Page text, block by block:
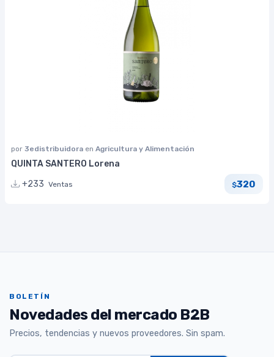
por 3edistribuidora en Agricultura y Alimentación
QUINTA SANTERO Lorena
+233 Ventas $320
BOLETÍN
Novedades del mercado B2B
Precios, tendencias y nuevos proveedores. Sin spam.